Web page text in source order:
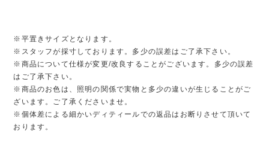
※平置きサイズとなります。
※スタッフが採寸しております。多少の誤差はご了承下さい。
※商品について仕様が変更/改良することがございます。多少の誤差
はご了承下さい。
※商品のお色は、照明の関係で実物と多少の違いが生じることがご
ざいます。ご了承くださいませ。
※個体差による細かいディティールでの返品はお断りさせて頂いて
おります。